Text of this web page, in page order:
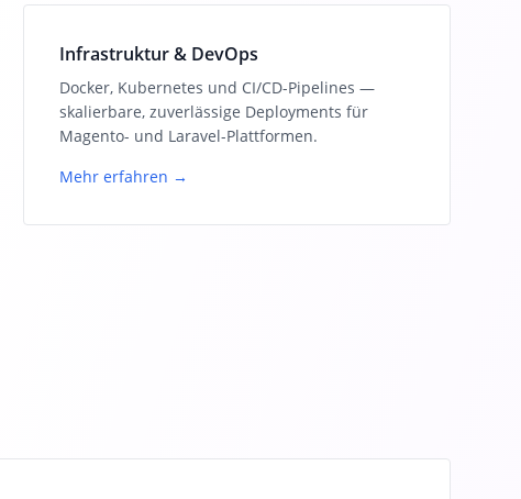
Infrastruktur & DevOps
Docker, Kubernetes und CI/CD-Pipelines —
skalierbare, zuverlässige Deployments für
Magento- und Laravel-Plattformen.
Mehr erfahren →